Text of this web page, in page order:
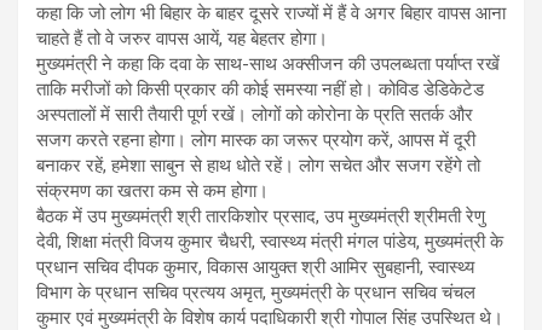
कहा कि जो लोग भी बिहार के बाहर दूसरे राज्यों में हैं वे अगर बिहार वापस आना
चाहते हैं तो वे जरुर वापस आयें, यह बेहतर होगा।
मुख्यमंत्री ने कहा कि दवा के साथ-साथ अक्सीजन की उपलब्धता पर्याप्त रखें
ताकि मरीजों को किसी प्रकार की कोई समस्या नहीं हो। कोविड डेडिकेटेड
अस्पतालों में सारी तैयारी पूर्ण रखें। लोगों को कोरोना के प्रति सतर्क और
सजग करते रहना होगा। लोग मास्क का जरूर प्रयोग करें, आपस में दूरी
बनाकर रहें, हमेशा साबुन से हाथ धोते रहें। लोग सचेत और सजग रहेंगे तो
संक्रमण का खतरा कम से कम होगा।
बैठक में उप मुख्यमंत्री श्री तारकिशोर प्रसाद, उप मुख्यमंत्री श्रीमती रेणु
देवी, शिक्षा मंत्री विजय कुमार चैधरी, स्वास्थ्य मंत्री मंगल पांडेय, मुख्यमंत्री के
प्रधान सचिव दीपक कुमार, विकास आयुक्त श्री आमिर सुबहानी, स्वास्थ्य
विभाग के प्रधान सचिव प्रत्यय अमृत, मुख्यमंत्री के प्रधान सचिव चंचल
कुमार एवं मुख्यमंत्री के विशेष कार्य पदाधिकारी श्री गोपाल सिंह उपस्थित थे।